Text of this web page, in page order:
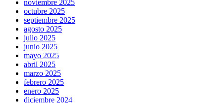
noviembre 2025
octubre 2025
septiembre 2025
agosto 2025
julio 2025
junio 2025
mayo 2025
abril 2025
marzo 2025
febrero 2025
enero 2025
diciembre 2024